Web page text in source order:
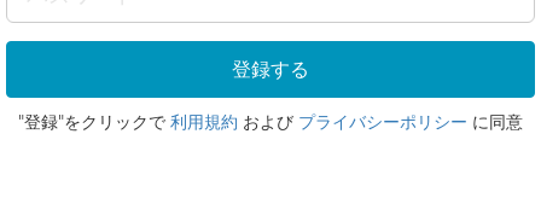
"登録"をクリックで 利用規約 および プライバシーポリシー に同意